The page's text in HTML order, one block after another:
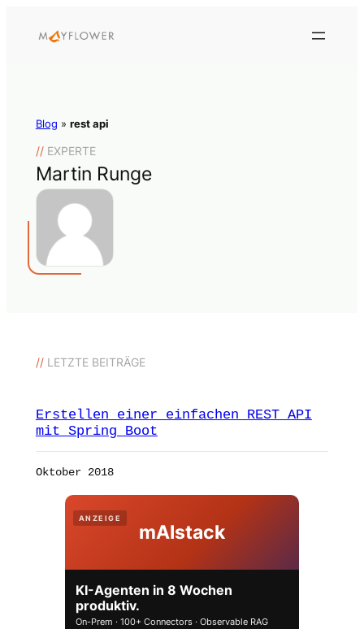
Blog » rest api
//EXPERTE
Martin Runge
//LETZTE BEITRÄGE
Erstellen einer einfachen REST API
mit Spring Boot
Oktober 2018
ANZEIGE
mAIstack
KI-Agenten in 8 Wochen
produktiv.
On-Prem · 100+ Connectors · Observable RAG